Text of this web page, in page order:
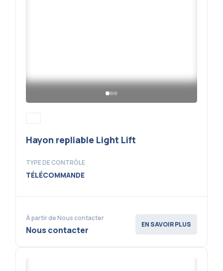
Hayon repliable Light Lift
TYPE DE CONTRÔLE
TÉLÉCOMMANDE
À partir de Nous contacter
Nous contacter
EN SAVOIR PLUS